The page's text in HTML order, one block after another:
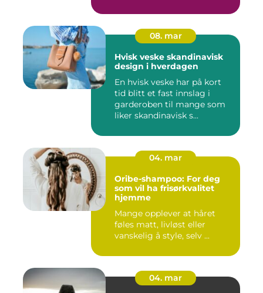
08. mar
Hvisk veske skandinavisk
design i hverdagen
En hvisk veske har på kort
tid blitt et fast innslag i
garderoben til mange som
liker skandinavisk s...
04. mar
Oribe-shampoo: For deg
som vil ha frisørkvalitet
hjemme
Mange opplever at håret
føles matt, livløst eller
vanskelig å style, selv ...
04. mar